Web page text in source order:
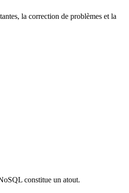
la correction de problèmes et la
constitue un atout.